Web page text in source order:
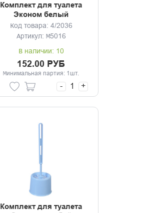
Комплект для туалета
Эконом белый
Код товара: 4/2036
Артикул: М5016
В наличии: 10
152.00 РУБ
Минимальная партия: 1шт.
- +
Комплект для туалета